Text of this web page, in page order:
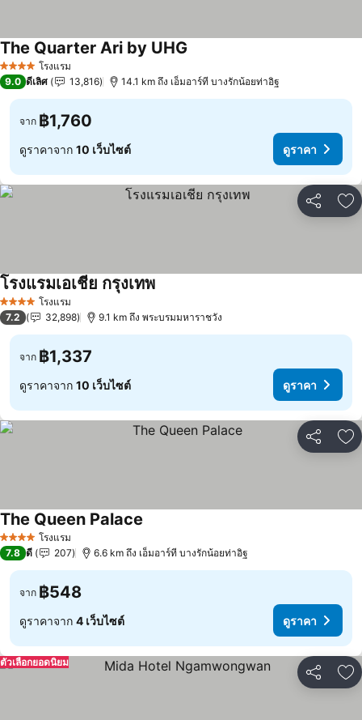
4 ดาว โรงแรม
The Quarter Ari by UHG
9.0 ดีเลิศ 13,816 14.1 km ถึง เอ็มอาร์ที บางรักน้อยท่าอิฐ
จาก ฿1,760
ดูราคาจาก 10 เว็บไซต์ ดูราคา
แชร์ เ
4 ดาว โรงแรม
โรงแรมเอเชีย กรุงเทพดูราคา
7.2 32,898 9.1 km ถึง พระบรมมหาราชวัง
จาก ฿1,337
ดูราคาจาก 10 เว็บไซต์ ดูราคา
แชร์ เ
4 ดาว โรงแรม
The Queen Palace
7.8 ดี 207 6.6 km ถึง เอ็มอาร์ที บางรักน้อยท่าอิฐ
จาก ฿548
ดูราคาจาก 4 เว็บไซต์ ดูราคา
แชร์ เ
ตัวเลือกยอดนิยม